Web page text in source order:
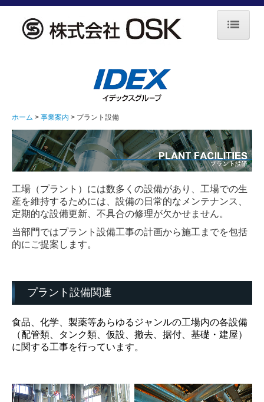
エネルギー設備
水門・その他
ガス設備
採用情報
ホーム 事業案内 プラント設備
工場（プラント）には数多くの設備があり、工場での生
産を維持するためには、設備の日常的なメンテナンス、
定期的な設備更新、不具合の修理が欠かせません。
当部門ではプラント設備工事の計画から施工までを包括
的にご提案します。
プラント設備関連
食品、化学、製薬等あらゆるジャンルの工場内の各設備
（配管類、タンク類、仮設、撤去、据付、基礎・建屋）
に関する工事を行っています。